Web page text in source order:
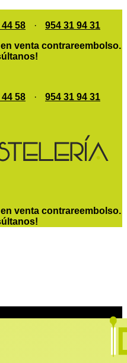
58 ·
954 31 94 31
venta contrareembolso.
58 · 954 31 94 31
venta contrareembolso.